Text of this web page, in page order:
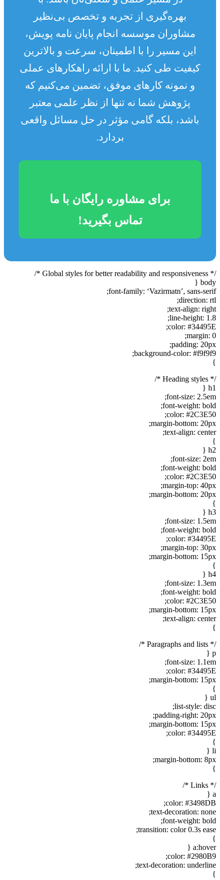
بهره‌گیری از تجربه و تخصص بی‌نظیر
مشاوران موسسه انجام پایان نامه پویش،
این مسیر را با اطمینان، سرعت و بالاترین
کیفیت طی کنید. ما با ارائه راهکارهای عملی
و نمونه کارهای موفق، تضمین می‌کنیم که
پژوهش شما نه تنها از نظر علمی معتبر
باشد، بلکه گامی مؤثر در حل مسائل واقعی
بردارد.
برای مشاوره رایگان با ما
تماس بگیرید!
/* Global styles for better readability and responsiveness */
body {
font-family: ‘Vazirmatn’, sans-serif;
direction: rtl;
text-align: right;
line-height: 1.8;
color: #34495E;
margin: 0;
padding: 20px;
background-color: #f9f9f9;
}
/* Heading styles */
h1 {
font-size: 2.5em;
font-weight: bold;
color: #2C3E50;
margin-bottom: 20px;
text-align: center;
}
h2 {
font-size: 2em;
font-weight: bold;
color: #2C3E50;
margin-top: 40px;
margin-bottom: 20px;
}
h3 {
font-size: 1.5em;
font-weight: bold;
color: #34495E;
margin-top: 30px;
margin-bottom: 15px;
}
h4 {
font-size: 1.3em;
font-weight: bold;
color: #2C3E50;
margin-bottom: 15px;
text-align: center;
}
/* Paragraphs and lists */
p {
font-size: 1.1em;
color: #34495E;
margin-bottom: 15px;
}
ul {
list-style: disc;
padding-right: 20px;
margin-bottom: 15px;
color: #34495E;
}
li {
margin-bottom: 8px;
}
/* Links */
a {
color: #3498DB;
text-decoration: none;
font-weight: bold;
transition: color 0.3s ease;
}
a:hover {
color: #2980B9;
text-decoration: underline;
}